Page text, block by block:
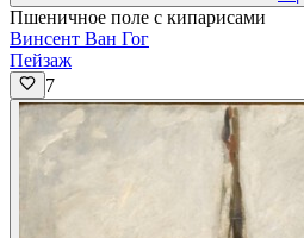
Пшеничное поле с кипарисами
Винсент Ван Гог
Пейзаж
7